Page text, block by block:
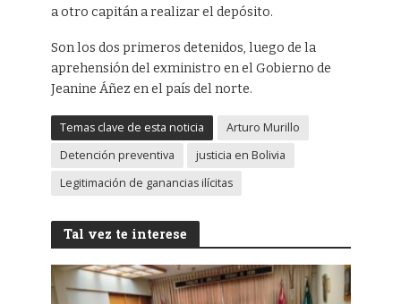
a otro capitán a realizar el depósito.
Son los dos primeros detenidos, luego de la
aprehensión del exministro en el Gobierno de
Jeanine Áñez en el país del norte.
Temas clave de esta noticia
Arturo Murillo
Detención preventiva
justicia en Bolivia
Legitimación de ganancias ilícitas
Tal vez te interese